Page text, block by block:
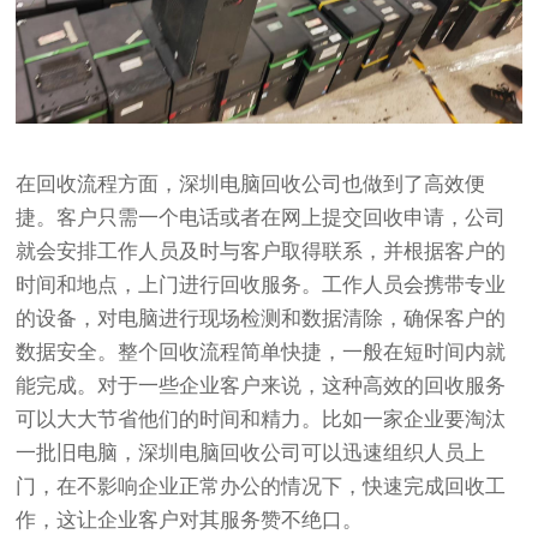
在回收流程方面，深圳电脑回收公司也做到了高效便
捷。客户只需一个电话或者在网上提交回收申请，公司
就会安排工作人员及时与客户取得联系，并根据客户的
时间和地点，上门进行回收服务。工作人员会携带专业
的设备，对电脑进行现场检测和数据清除，确保客户的
数据安全。整个回收流程简单快捷，一般在短时间内就
能完成。对于一些企业客户来说，这种高效的回收服务
可以大大节省他们的时间和精力。比如一家企业要淘汰
一批旧电脑，深圳电脑回收公司可以迅速组织人员上
门，在不影响企业正常办公的情况下，快速完成回收工
作，这让企业客户对其服务赞不绝口。